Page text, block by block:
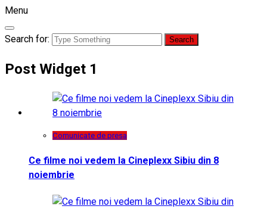
Menu
Search for:
Post Widget 1
Comunicate de presa
Ce filme noi vedem la Cineplexx Sibiu din 8
noiembrie